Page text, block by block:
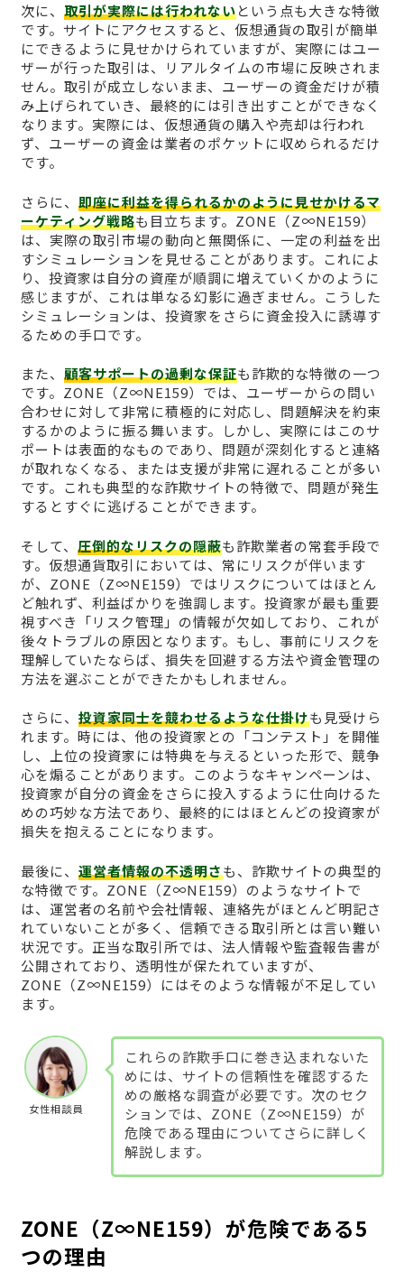
次に、 取引が実際には行われないという点も大きな特徴
です。サイトにアクセスすると、仮想通貨の取引が簡単
にできるように見せかけられていますが、実際にはユー
ザーが行った取引は、リアルタイムの市場に反映されま
せん。取引が成立しないまま、ユーザーの資金だけが積
み上げられていき、最終的には引き出すことができなく
なります。実際には、仮想通貨の購入や売却は行われ
ず、ユーザーの資金は業者のポケットに収められるだけ
です。
さらに、 即座に利益を得られるかのように見せかけるマ
ーケティング戦略も目立ちます。ZONE（Z∞NE159）
は、実際の取引市場の動向と無関係に、一定の利益を出
すシミュレーションを見せることがあります。これによ
り、投資家は自分の資産が順調に増えていくかのように
感じますが、これは単なる幻影に過ぎません。こうした
シミュレーションは、投資家をさらに資金投入に誘導す
るための手口です。
また、 顧客サポートの過剰な保証も詐欺的な特徴の一つ
です。ZONE（Z∞NE159）では、ユーザーからの問い
合わせに対して非常に積極的に対応し、問題解決を約束
するかのように振る舞います。しかし、実際にはこのサ
ポートは表面的なものであり、問題が深刻化すると連絡
が取れなくなる、または支援が非常に遅れることが多い
です。これも典型的な詐欺サイトの特徴で、問題が発生
するとすぐに逃げることができます。
そして、 圧倒的なリスクの隠蔽も詐欺業者の常套手段で
す。仮想通貨取引においては、常にリスクが伴います
が、ZONE（Z∞NE159）ではリスクについてはほとん
ど触れず、利益ばかりを強調します。投資家が最も重要
視すべき「リスク管理」の情報が欠如しており、これが
後々トラブルの原因となります。もし、事前にリスクを
理解していたならば、損失を回避する方法や資金管理の
方法を選ぶことができたかもしれません。
さらに、 投資家同士を競わせるような仕掛けも見受けら
れます。時には、他の投資家との「コンテスト」を開催
し、上位の投資家には特典を与えるといった形で、競争
心を煽ることがあります。このようなキャンペーンは、
投資家が自分の資金をさらに投入するように仕向けるた
めの巧妙な方法であり、最終的にはほとんどの投資家が
損失を抱えることになります。
最後に、 運営者情報の不透明さも、詐欺サイトの典型的
な特徴です。ZONE（Z∞NE159）のようなサイトで
は、運営者の名前や会社情報、連絡先がほとんど明記さ
れていないことが多く、信頼できる取引所とは言い難い
状況です。正当な取引所では、法人情報や監査報告書が
公開されており、透明性が保たれていますが、
ZONE（Z∞NE159）にはそのような情報が不足してい
ます。
女性相談員
これらの詐欺手口に巻き込まれないた
めには、サイトの信頼性を確認するた
めの厳格な調査が必要です。次のセク
ションでは、ZONE（Z∞NE159）が
危険である理由についてさらに詳しく
解説します。
ZONE（Z∞NE159）が危険である5
つの理由